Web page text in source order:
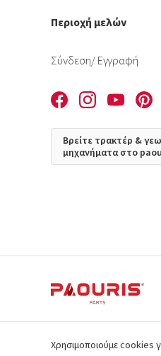
Περιοχή μελών
Σύνδεση/ Εγγραφή
Βρείτε τρακτέρ &
μηχανήματα στο
Χρησιμοποιούμε cookies